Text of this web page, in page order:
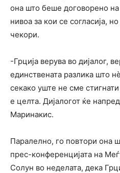
она што беше договорено на
нивоа за кои се согласија,
чекори.
-Грција верува во дијалог,
единствената разлика што
секако уште не сме
е целта. Дијалогот ќе
Маринакис.
Паралелно, го повтори она
прес-конференцијата на
Солун во неделата, дека